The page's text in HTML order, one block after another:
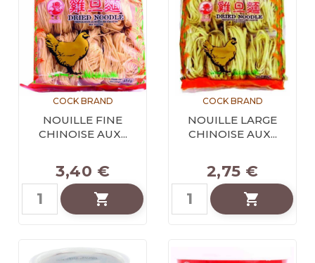
COCK BRAND
NOUILLE FINE
CHINOISE AUX...
3,40 €

COCK BRAND
NOUILLE LARGE
CHINOISE AUX...
2,75 €
